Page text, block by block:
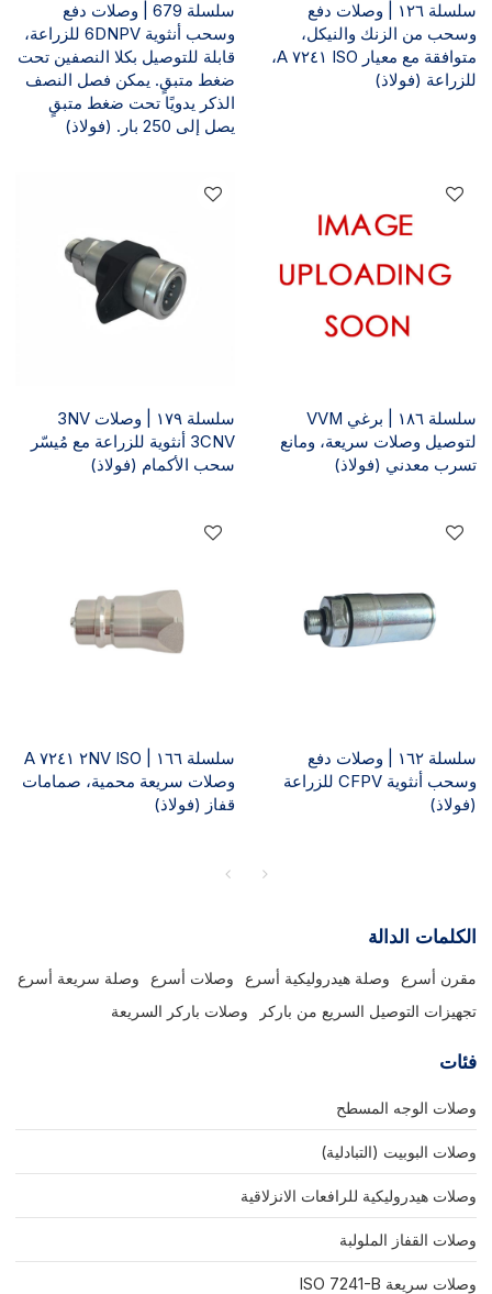
سلسلة ١٢٦ | وصلات دفع
وسحب من الزنك والنيكل،
متوافقة مع معيار ISO ٧٢٤١ A،
للزراعة (فولاذ)
سلسلة 679 | وصلات دفع
وسحب أنثوية 6DNPV للزراعة،
قابلة للتوصيل بكلا النصفين تحت
ضغط متبقٍ. يمكن فصل النصف
الذكر يدويًا تحت ضغط متبقٍ
يصل إلى 250 بار. (فولاذ)
سلسلة ١٨٦ | برغي VVM
لتوصيل وصلات سريعة، ومانع
تسرب معدني (فولاذ)
سلسلة ١٧٩ | وصلات 3NV
3CNV أنثوية للزراعة مع مُيسّر
سحب الأكمام (فولاذ)
سلسلة ١٦٢ | وصلات دفع
وسحب أنثوية CFPV للزراعة
(فولاذ)
سلسلة ١٦٦ | ٢NV ISO ٧٢٤١ A
وصلات سريعة محمية، صمامات
قفاز (فولاذ)
الكلمات الدالة
مقرن أسرع وصلة هيدروليكية أسرع وصلات أسرع
وصلة سريعة أسرع
تجهيزات التوصيل السريع من باركر
وصلات باركر السريعة
فئات
وصلات الوجه المسطح
وصلات البوبيت (التبادلية)
وصلات هيدروليكية للرافعات الانزلاقية
وصلات القفاز الملولبة
وصلات سريعة ISO 7241-B